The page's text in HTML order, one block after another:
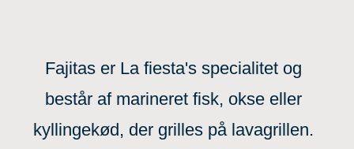
Fajitas er La fiesta's specialitet og
består af marineret fisk, okse eller
kyllingekød, der grilles på lavagrillen.